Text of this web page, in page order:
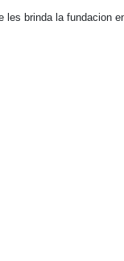
les brinda la fundacion